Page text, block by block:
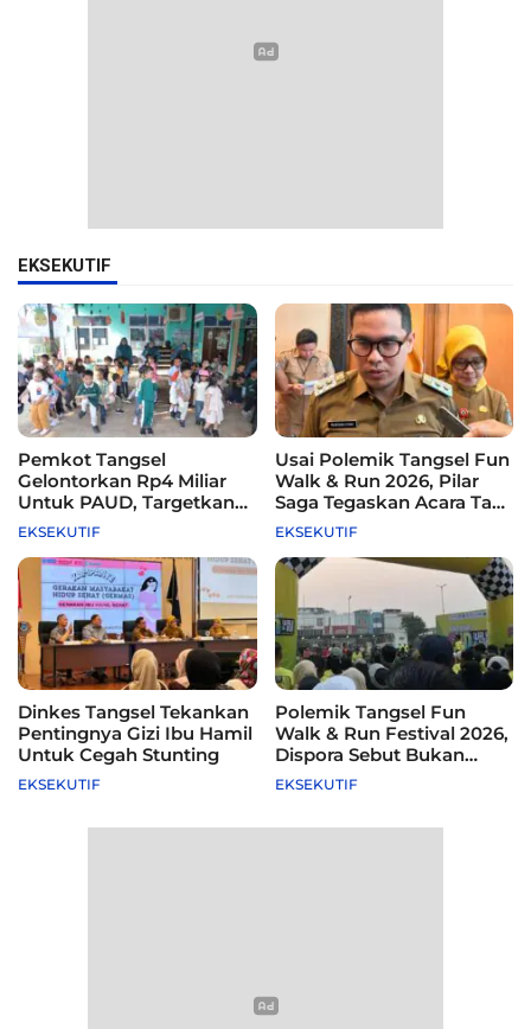
EKSEKUTIF
Pemkot Tangsel
Gelontorkan Rp4 Miliar
Untuk PAUD, Targetkan
115 Sekolah
EKSEKUTIF
Usai Polemik Tangsel Fun
Walk & Run 2026, Pilar
Saga Tegaskan Acara Tak
Difasilitasi Pemkot
EKSEKUTIF
Dinkes Tangsel Tekankan
Pentingnya Gizi Ibu Hamil
Untuk Cegah Stunting
EKSEKUTIF
Polemik Tangsel Fun
Walk & Run Festival 2026,
Dispora Sebut Bukan
Agenda Pemkot
EKSEKUTIF